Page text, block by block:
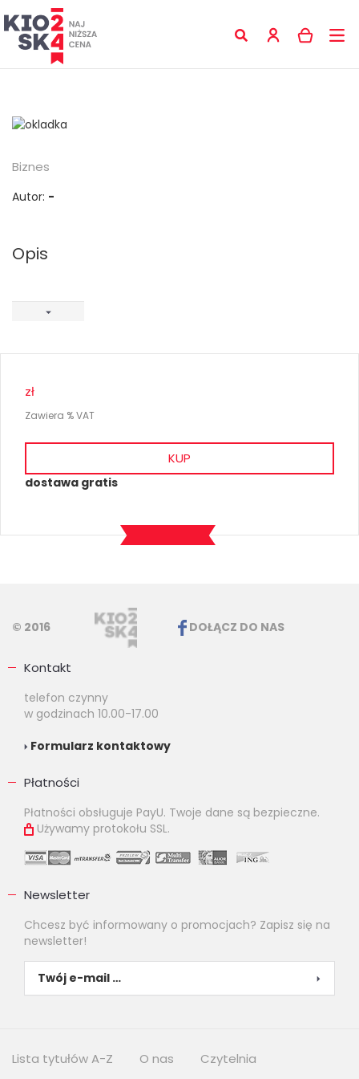
Biznes
Autor: -
Opis
zł
Zawiera % VAT
KUP
dostawa gratis
© 2016 DOŁĄCZ DO NAS
Kontakt
telefon czynny
w godzinach 10.00-17.00
Formularz kontaktowy
Płatności
Płatności obsługuje PayU. Twoje dane są bezpieczne.
Używamy protokołu SSL.
Newsletter
Chcesz być informowany o promocjach? Zapisz się na
newsletter!
Lista tytułów A-Z O nas Czytelnia